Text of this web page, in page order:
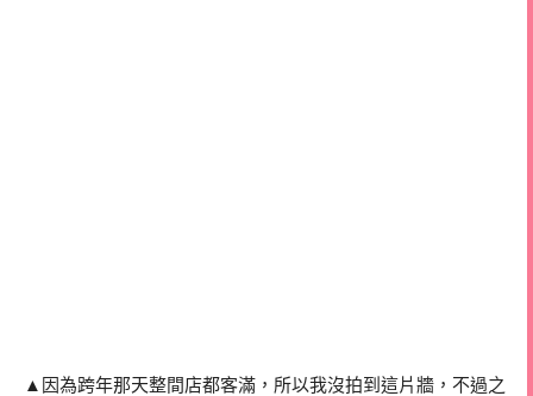
▲因為跨年那天整間店都客滿，所以我沒拍到這片牆，不過之